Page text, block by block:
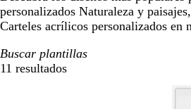
personalizados Naturaleza y
Carteles acrílicos personalizados en
Buscar plantillas
11 resultados
Filtros